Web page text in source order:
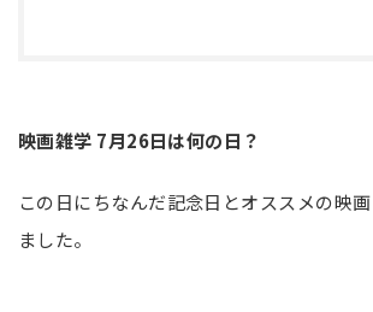
映画雑学 7月26日は何の日？
この日にちなんだ記念日とオススメの映
ました。